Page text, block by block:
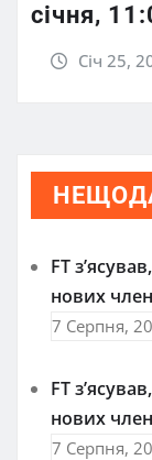
січня,
Січ 25,
FT
нових
7 Серпня,
FT
нових
7 Серпня,